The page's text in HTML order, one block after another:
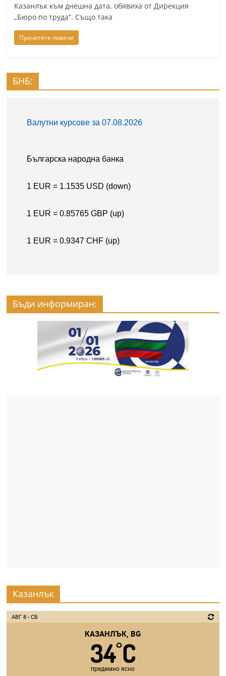
Казанлък към днешна дата, обявиха от Дирекция
„Бюро по труда“. Също така
Прочетете повече
БНБ:
Бъди информиран:
Казанлък
АВГ 8 - СБ
КАЗАНЛЪК, BG
34°C
предимно ясно